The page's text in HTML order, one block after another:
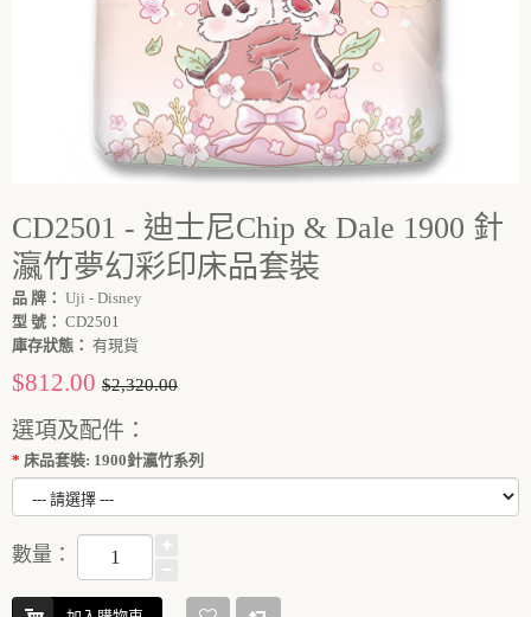
CD2501 - 迪士尼Chip & Dale 1900 針
瀛竹夢幻彩印床品套裝
品 牌： Uji - Disney
型 號： CD2501
庫存狀態： 有現貨
$812.00 $2,320.00
選項及配件：
床品套裝: 1900針瀛竹系列
數量：